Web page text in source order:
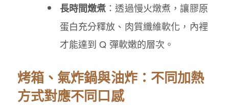
長時間燉煮 ：透過慢火燉煮，讓膠原
蛋白充分釋放、肉質纖維軟化，內裡
才能達到 Q 彈軟嫩的層次。
烤箱、氣炸鍋與油炸：不同加熱
方式對應不同口感